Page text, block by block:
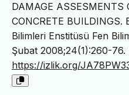
DAMAGE ASSESMENTS
CONCRETE BUILDINGS.
Bilimleri Enstitüsü Fen
Şubat 2008;24(1):260-76.
https://izlik.org/